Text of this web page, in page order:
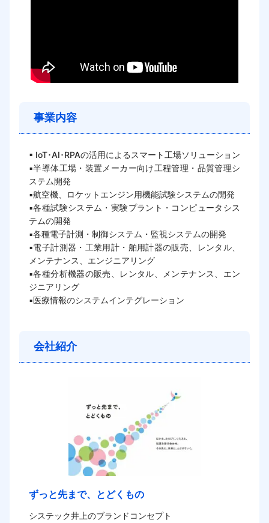
事業内容
▪ IoT･AI･RPAの活用によるスマート工場ソリューション
▪半導体工場・装置メーカー向け工程管理・品質管理シ
ステム開発
▪航空機、ロケットエンジン用機能試験システムの開発
▪各種試験システム・実験プラント・コンピュータシス
テムの開発
▪各種電子計測・制御システム・監視システムの開発
▪電子計測器・工業用計・舶用計器の販売、レンタル、
メンテナンス、エンジニアリング
▪各種分析機器の販売、レンタル、メンテナンス、エン
ジニアリング
▪医療情報のシステムインテグレーション
会社紹介
ずっと先まで、とどくもの
システック井上のブランドコンセプト